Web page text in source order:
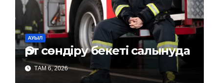
АУЫЛ
Өрт сөндіру бекеті салынуда
ТАМ 6, 2026